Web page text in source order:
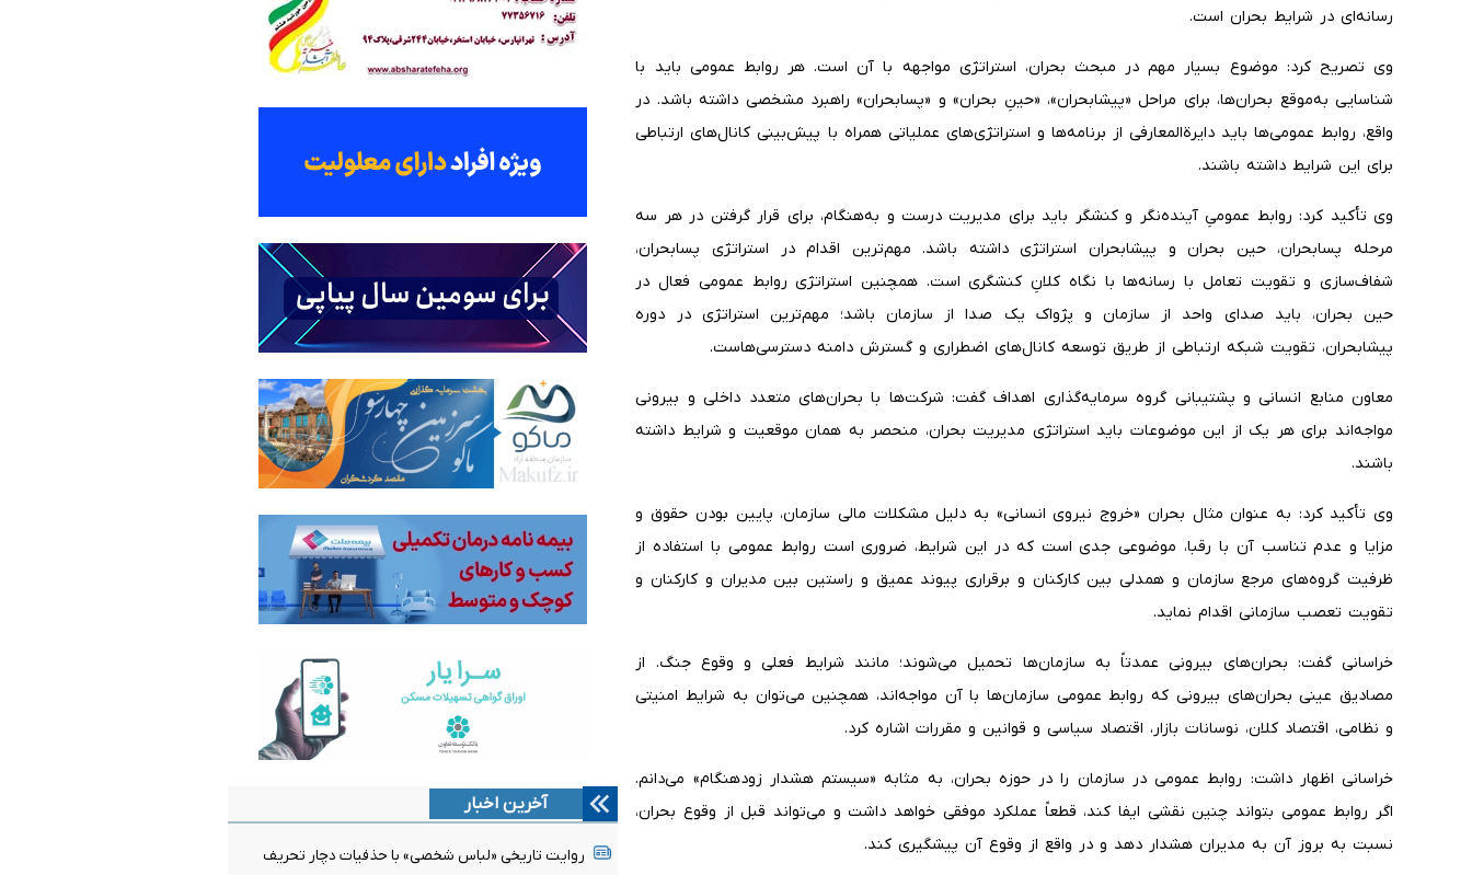
رسانه‌ای در شرایط بحران است.
وی تصریح کرد: موضوع بسیار مهم در مبحث بحران، استراتژی مواجهه با آن است. هر روابط عمومی باید با
شناسایی به‌موقع بحران‌ها، برای مراحل «پیشا‌بحران»، «حینِ بحران» و «پسا‌بحران» راهبرد مشخصی داشته باشد. در
واقع، روابط عمومی‌ها باید دایرةالمعارفی از برنامه‌ها و استراتژی‌های عملیاتی همراه با پیش‌بینی کانال‌های ارتباطی
برای این شرایط داشته باشند.
وی تأکید کرد: روابط عمومیِ آینده‌نگر و کنشگر باید برای مدیریت درست و به‌هنگام، برای قرار گرفتن در هر سه
مرحله پسابحران، حین بحران و پیشابحران استراتژی داشته باشد. مهم‌ترین اقدام در استراتژی پسا‌بحران،
شفاف‌سازی و تقویت تعامل با رسانه‌ها با نگاه کلانِ کنشگری است. همچنین استراتژی روابط عمومی فعال در
حین بحران، باید صدای واحد از سازمان و پژواک یک صدا از سازمان باشد؛ مهم‌ترین استراتژی در دوره
پیشا‌بحران، تقویت شبکه ارتباطی از طریق توسعه کانال‌های اضطراری و گسترش دامنه دسترسی‌هاست.
معاون منابع انسانی و پشتیبانی گروه سرمایه‌گذاری اهداف گفت: شرکت‌ها با بحران‌های متعدد داخلی و بیرونی
مواجه‌اند برای هر یک از این موضوعات باید استراتژی مدیریت بحران، منحصر به همان موقعیت و شرایط داشته
باشند.
وی تأکید کرد: به عنوان مثال بحران «خروج نیروی انسانی» به دلیل مشکلات مالی سازمان، پایین بودن حقوق و
مزایا و عدم تناسب آن با رقبا، موضوعی جدی است که در این شرایط، ضروری است روابط عمومی با استفاده از
ظرفیت گروه‌های مرجع سازمان و همدلی بین کارکنان و برقراری پیوند عمیق و راستین بین مدیران و کارکنان و
تقویت تعصب سازمانی اقدام نماید.
خراسانی گفت: بحران‌های بیرونی عمدتاً به سازمان‌ها تحمیل می‌شوند؛ مانند شرایط فعلی و وقوع جنگ. از
مصادیق عینی بحران‌های بیرونی که روابط عمومی سازمان‌ها با آن مواجه‌اند، همچنین می‌توان به شرایط امنیتی
و نظامی، اقتصاد کلان، نوسانات بازار، اقتصاد سیاسی و قوانین و مقررات اشاره کرد.
خراسانی اظهار داشت: روابط عمومی در سازمان را در حوزه بحران، به مثابه «سیستم هشدار زودهنگام» می‌دانم.
اگر روابط عمومی بتواند چنین نقشی ایفا کند، قطعاً عملکرد موفقی خواهد داشت و می‌تواند قبل از وقوع بحران،
نسبت به بروز آن به مدیران هشدار دهد و در واقع از وقوع آن پیشگیری کند.
آخرین اخبار
روایت تاریخی «لباس شخصی» با حذفیات دچار تحریف